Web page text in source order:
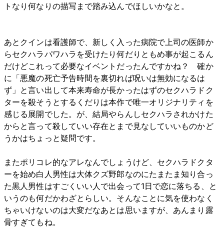
トなり何なりの描写まで踏み込んでほしいかなと。
あとクインは看護師で、新しく入った病院で上司の医師か
らセクハラパワハラを受けたり何だりともめ事が起こるん
だけどこれって必要なイベントだったんですかね？ 確か
に「悪魔の死亡予告時間を裏切れば呪いは無効になるは
ず」と言い出して本来寿命が長かったはずのセクハラドク
ターを殺そうとするくだりは本作で唯一オリジナリティを
感じる展開でした。が、結局やらんしセクハラされかけた
からと言って殺していい存在とまで見なしていいものかど
うかはちょっと疑問です。
またポリコレ的なアレなんでしょうけど、セクハラドクタ
ーを始め白人男性は大体クズ野郎なのにたまたま知り合っ
た黒人男性はすごくいい人で出会って1日で恋に落ちる、と
いうのも何だかわざとらしい。そんなことに気を使わなく
ちゃいけないのは大変だなあとは思いますが、あんまり露
骨すぎてもね。